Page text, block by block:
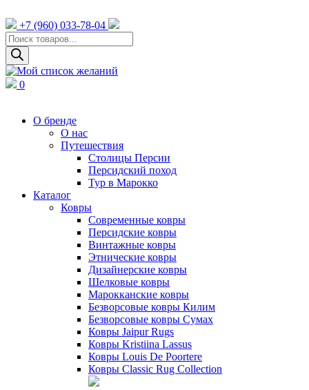
+7 (960) 033-78-04
Поиск
товаров
0
О бренде
О нас
Путешествия
Столицы Персии
Персидский поход
Тур в Марокко
Каталог
Ковры
Cовременные ковры
Персидские ковры
Винтажные ковры
Этнические ковры
Дизайнерские ковры
Шелковые ковры
Марокканские ковры
Безворсовые ковры Килим
Безворсовые ковры Сумах
Ковры Jaipur Rugs
Ковры Kristiina Lassus
Ковры Louis De Poortere
Ковры Classic Rug Collection